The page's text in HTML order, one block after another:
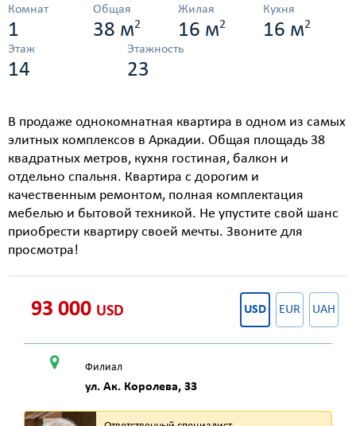
Комнат
1
Общая
38 м2
Жилая
16 м2
Кухня
16 м2
Этаж
14
Этажность
23
В продаже однокомнатная квартира в одном из самых
элитных комплексов в Аркадии. Общая площадь 38
квадратных метров, кухня гостиная, балкон и
отдельно спальня. Квартира с дорогим и
качественным ремонтом, полная комплектация
мебелью и бытовой техникой. Не упустите свой шанс
приобрести квартиру своей мечты. Звоните для
просмотра!
93 000 USD USD EUR UAH
Филиал
ул. Ак. Королева, 33